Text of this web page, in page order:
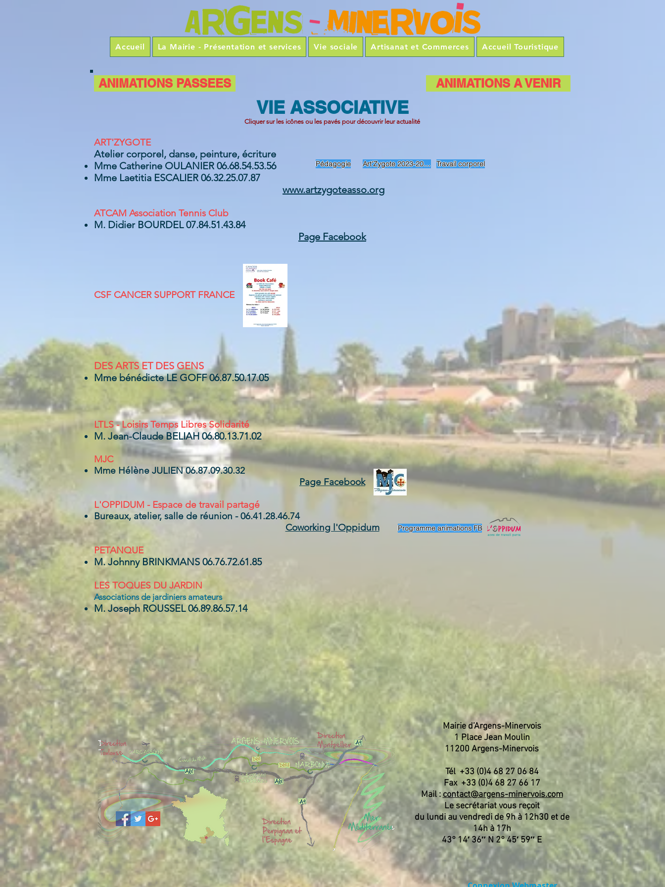
Accueil La Mairie - Présentation et services Vie sociale Artisanat et Commerces Accueil Touristique
VIE ASSOCIATIVE
Cliquer sur les icônes ou les pavés pour découvrir leur actualité
ART'ZYGOTE
Atelier corporel, danse, peinture, écriture
Mme Catherine OULANIER 06.68.54.53.56
Mme Laetitia ESCALIER 06.32.25.07.87
www.artzygoteasso.org
ATCAM Association Tennis Club
M. Didier BOURDEL 07.84.51.43.84
Page Facebook
CSF CANCER SUPPORT FRANCE
DES ARTS ET DES GENS
Mme bénédicte LE GOFF 06.87.50.17.05
LTLS -Loisirs Temps Libres Solidarité
M. Jean-Claude BELIAH 06.80.13.71.02
MJC
Mme Hélène JULIEN 06.87.09.30.32
Page Facebook
L'OPPIDUM - Espace de travail partagé
Bureaux, atelier, salle de réunion - 06.41.28.46.74
Coworking l'Oppidum
PETANQUE
M. Johnny BRINKMANS 06.76.72.61.85
LES TOQUES DU JARDIN
Associations de jardiniers amateurs
M. Joseph ROUSSEL 06.89.86.57.14​
ANIMATIONS A VENIR
ANIMATIONS PASSEES
Pédagogie Art'Zygote 2023-2024 Travail corporel
Programme animations FB
Mairie d’Argens-Minervois
1 Place Jean Moulin
11200 Argens-Minervois
Tél +33 (0)4 68 27 06 84
Fax +33 (0)4 68 27 66 17
Mail : contact@argens-minervois.com
Le secrétariat vous reçoit
du lundi au vendredi de 9h à 12h30 et de
14h à 17h
43° 14′ 36″ N 2° 45′ 59″ E